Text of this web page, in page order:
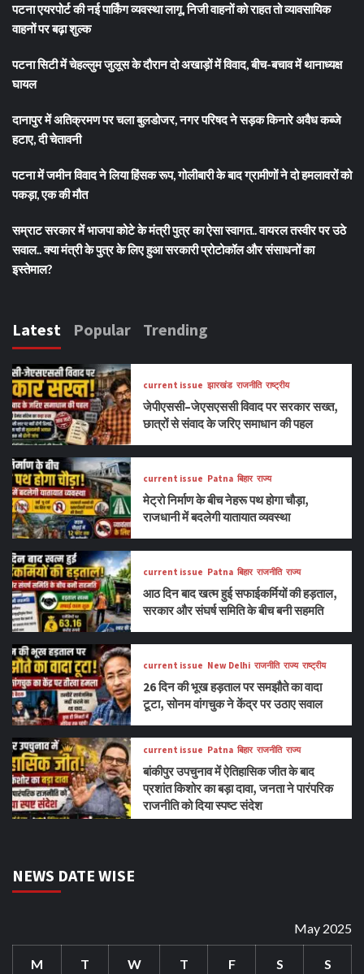
पटना एयरपोर्ट की नई पार्किंग व्यवस्था लागू, निजी वाहनों को राहत तो व्यावसायिक
वाहनों पर बढ़ा शुल्क
पटना सिटी में चेहल्लुम जुलूस के दौरान दो अखाड़ों में विवाद, बीच-बचाव में थानाध्यक्ष
घायल
दानापुर में अतिक्रमण पर चला बुलडोजर, नगर परिषद ने सड़क किनारे अवैध कब्जे
हटाए, दी चेतावनी
पटना में जमीन विवाद ने लिया हिंसक रूप, गोलीबारी के बाद ग्रामीणों ने दो हमलावरों को
पकड़ा, एक की मौत
सम्राट सरकार में भाजपा कोटे के मंत्री पुत्र का ऐसा स्वागत.. वायरल तस्वीर पर उठे
सवाल.. क्या मंत्री के पुत्र के लिए हुआ सरकारी प्रोटोकॉल और संसाधनों का
इस्तेमाल?
Latest Popular Trending
current issue झारखंड राजनीति राष्ट्रीय
जेपीएससी–जेएसएससी विवाद पर सरकार सख्त,
छात्रों से संवाद के जरिए समाधान की पहल
current issue Patna बिहार राज्य
मेट्रो निर्माण के बीच नेहरू पथ होगा चौड़ा,
राजधानी में बदलेगी यातायात व्यवस्था
current issue Patna बिहार राजनीति राज्य
आठ दिन बाद खत्म हुई सफाईकर्मियों की हड़ताल,
सरकार और संघर्ष समिति के बीच बनी सहमति
current issue New Delhi राजनीति राज्य राष्ट्रीय
26 दिन की भूख हड़ताल पर समझौते का वादा
टूटा, सोनम वांगचुक ने केंद्र पर उठाए सवाल
current issue Patna बिहार राजनीति राज्य
बांकीपुर उपचुनाव में ऐतिहासिक जीत के बाद
प्रशांत किशोर का बड़ा दावा, जनता ने पारंपरिक
राजनीति को दिया स्पष्ट संदेश
NEWS DATE WISE
May 2025
M T W T F S S